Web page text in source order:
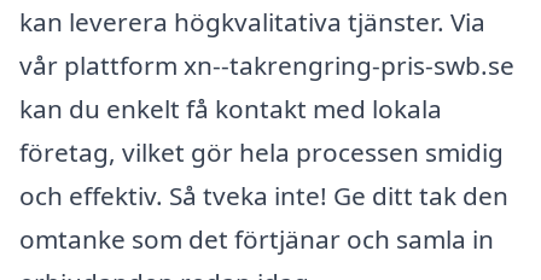
kan leverera högkvalitativa tjänster. Via
vår plattform xn--takrengring-pris-swb.se
kan du enkelt få kontakt med lokala
företag, vilket gör hela processen smidig
och effektiv. Så tveka inte! Ge ditt tak den
omtanke som det förtjänar och samla in